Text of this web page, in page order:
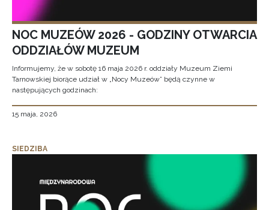
NOC MUZEÓW 2026 - GODZINY OTWARCIA
ODDZIAŁÓW MUZEUM
Informujemy, że w sobotę 16 maja 2026 r. oddziały Muzeum Ziemi
Tarnowskiej biorące udział w „Nocy Muzeów” będą czynne w
następujących godzinach:
15 maja, 2026
SIEDZIBA